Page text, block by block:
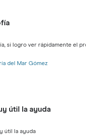
si logro ver rápidamente el
del Mar Gómez
útil la ayuda
útil la ayuda